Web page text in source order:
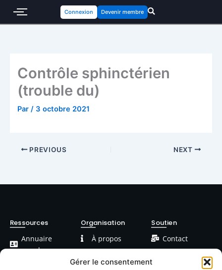
Gérer le consentement
Connexion Devenir membre
Contrôle sphinctérien
(trouble du)
Par / 3 octobre 2021
PREVIOUS NEXT
Ressources
Annuaire
membres
Organisation
À propos
FAQ
Soutien
Contact